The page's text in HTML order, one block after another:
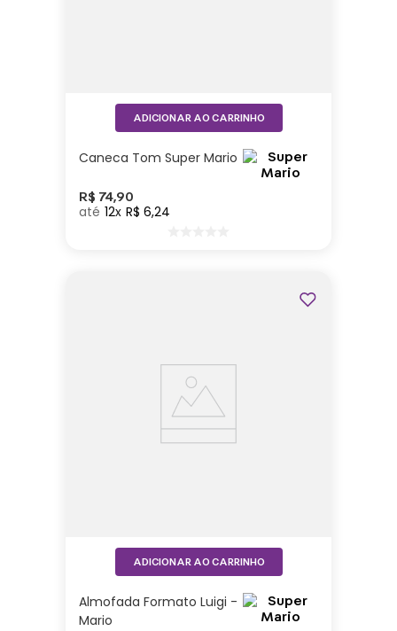
Caneca Tom Super Mario
R$ 74,90
12 R$ 6,24
ADICIONAR AO CARRINHO
Almofada Formato Luigi -
Mario
ADICIONAR AO CARRINHO